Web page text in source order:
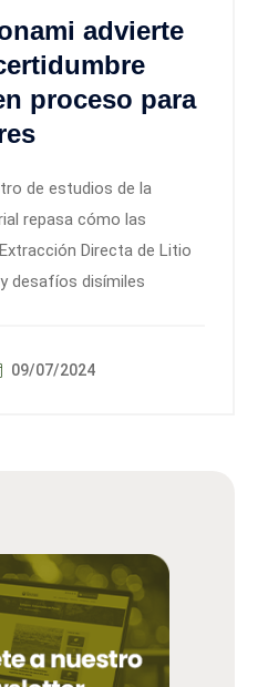
advierte
proceso para
de estudios de la
repasa cómo las
Directa de Litio
desafíos disímiles
09/07/2024